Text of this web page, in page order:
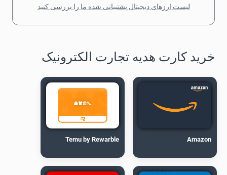
لیست ارزهای دیجیتال پشتیبانی شده ما را بررسی کنید
خرید کارت هدیه تجارت الکترونیک
Amazon
Temu by Rewarble